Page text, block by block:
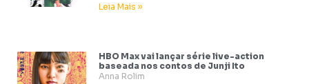
Leia Mais »
HBO Max vai lançar série live-action
baseada nos contos de Junji Ito
Anna Rolim